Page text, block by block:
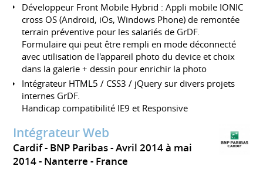
Développeur Front Mobile Hybrid : Appli mobile IONIC
cross OS (Android, iOs, Windows Phone) de remontée
terrain préventive pour les salariés de GrDF.
Formulaire qui peut être rempli en mode déconnecté
avec utilisation de l'appareil photo du device et choix
dans la galerie + dessin pour enrichir la photo
Intégrateur HTML5 / CSS3 / jQuery sur divers projets
internes GrDF.
Handicap compatibilité IE9 et Responsive
Intégrateur Web
Cardif - BNP Paribas
Avril 2014 à mai
2014 Nanterre France